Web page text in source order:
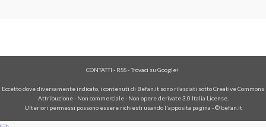
CONTATTI - RSS-Trovaci su Google+
Eccetto dove diversamente indicato, i contenuti di Befan.it sono rilasciati sotto Creative Commons
Attribuzione - Non commerciale - Non opere derivate 3.0 Italia License.
Ulteriori permessi possono essere richiesti usando l'apposita pagina - © befan.it